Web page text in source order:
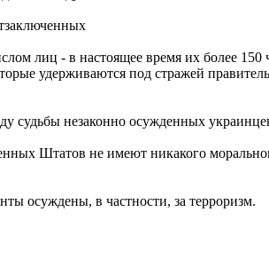
лиц - в настоящее время их более
удерживаются под стражей
судьбы незаконно осужденных
Штатов не имеют никакого
осуждены, в частности, за терроризм.